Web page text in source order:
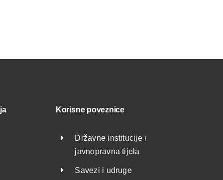
Korisne poveznice
Državne institucije i
javnopravna tijela
Savezi i udruge